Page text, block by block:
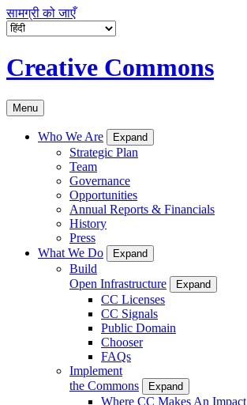
सामग्री को जाएँ
Creative Commons
Menu
Who We Are Expand
Strategic Plan
Team
Governance
Opportunities
Annual Reports & Financials
History
Press
What We Do
Expand
Build
Open Infrastructure
Expand
CC Licenses
CC Signals
Public Domain
Chooser
FAQs
Implement
the Commons
Expand
Where CC Makes An Impact